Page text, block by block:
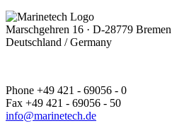
Marschgehren 16 · D-28779 Bremen
Deutschland / Germany
Phone +49 421 - 69056 - 0
Fax +49 421 - 69056 - 50
info@marinetech.de